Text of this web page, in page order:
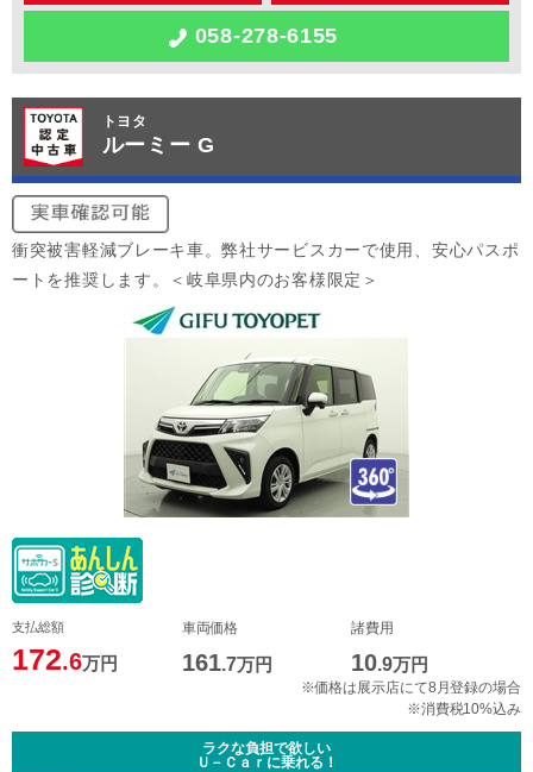
058-278-6155
トヨタ
ルーミー G
衝突被害軽減ブレーキ車。弊社サービスカーで使用、安心パスポ
ートを推奨します。＜岐阜県内のお客様限定＞
支払総額
172.6万円
車両価格
161.7万円
諸費用
10.9万円
※価格は展示店にて8月登録の場合
※消費税10%込み
ラクな負担で欲しい
Ｕ－Ｃａｒに乗れる！